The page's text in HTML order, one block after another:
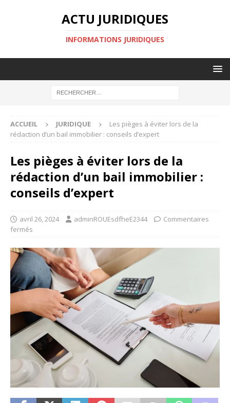
ACTU JURIDIQUES
INFORMATIONS JURIDIQUES
ACCUEIL JURIDIQUE
Les pièges à éviter lors de la
rédaction d’un bail immobilier : conseils d’expert
Les pièges à éviter lors de la
rédaction d’un bail immobilier :
conseils d’expert
avril 26, 2024 adminROUEsdfheE2344
Commentaires
fermés